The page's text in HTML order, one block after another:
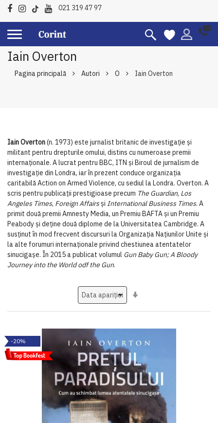
021 319 47 97
Iain Overton
Pagina principală Autori O Iain Overton
Iain Overton(n. 1973) este jurnalist britanic de investigație și
militant pentru drepturile omului, distins cu numeroase premii
internaționale. A lucrat pentru BBC, ITN și Biroul de jurnalism de
investigație din Londra, iar în prezent conduce organizația
caritabilă Action on Armed Violence, cu sediul la Londra. Overton. A
scris pentru publicații prestigioase precum The Guardian, Los
Angeles Times, Foreign Affairsși International Business Times. A
primit două premii Amnesty Media, un Premiu BAFTA și un Premiu
Peabody și deține două diplome de la Universitatea Cambridge. A
susținut în mod frecvent discursuri la Organizația Națiunilor Unite și
la alte forumuri internaționale privind chestiunea atentatelor
sinucigașe. În 2015 a publicat volumul Gun Baby Gun; A Bloody
Journey into the World odf the Gun.
-20%